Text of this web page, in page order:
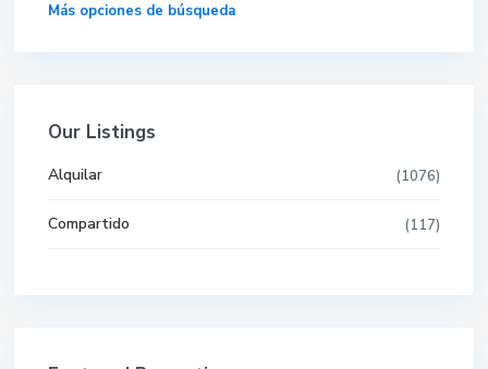
Más opciones de búsqueda
Our Listings
Alquilar (1076)
Compartido (117)